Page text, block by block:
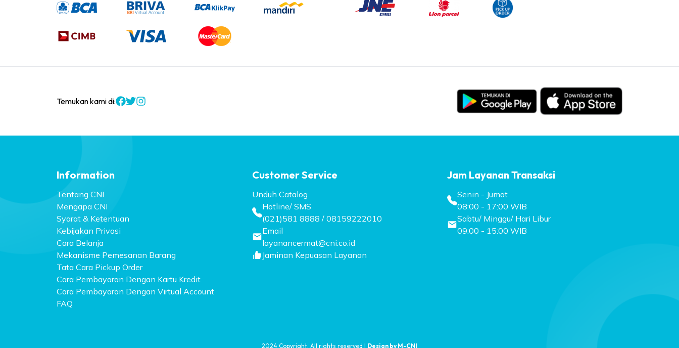
Temukan kami di:
Information
Tentang CNI
Mengapa CNI
Syarat & Ketentuan
Kebijakan Privasi
Cara Belanja
Mekanisme Pemesanan Barang
Tata Cara Pickup Order
Cara Pembayaran Dengan Kartu Kredit
Cara Pembayaran Dengan Virtual Account
FAQ
Customer Service
Unduh Catalog
Hotline/ SMS
(021)581 8888 / 08159222010
Email
layanancermat@cni.co.id
Jaminan Kepuasan Layanan
Jam Layanan Transaksi
Senin - Jumat
08:00 - 17:00 WIB
Sabtu/ Minggu/ Hari Libur
09:00 - 15:00 WIB
2024 Copyright. All rights reserved | Design by M-CNI